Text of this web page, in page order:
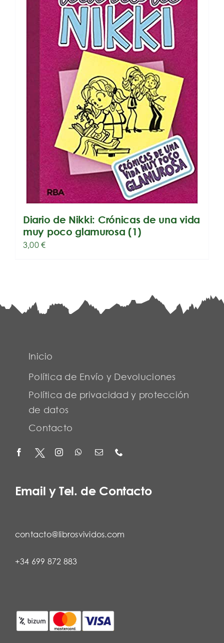
Diario de Nikki: Crónicas de una vida
muy poco glamurosa (1)
3,00€
Inicio
Política de Envío y Devoluciones
Política de privacidad y protección
de datos
Contacto
Email y Tel. de Contacto
contacto@librosvividos.com
+34 699 872 883